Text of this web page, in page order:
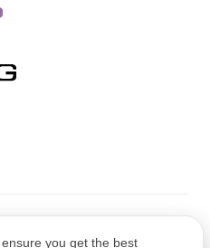
you get the best